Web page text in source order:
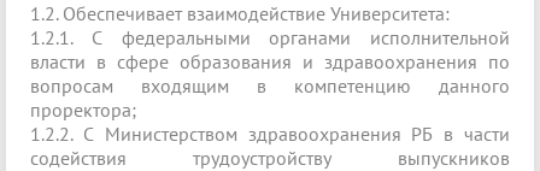
1.2. Обеспечивает взаимодействие Университета:
1.2.1. С федеральными органами исполнительной
власти в сфере образования и здравоохранения по
вопросам входящим в компетенцию данного
проректора;
1.2.2. С Министерством здравоохранения РБ в части
содействия трудоустройству выпускников